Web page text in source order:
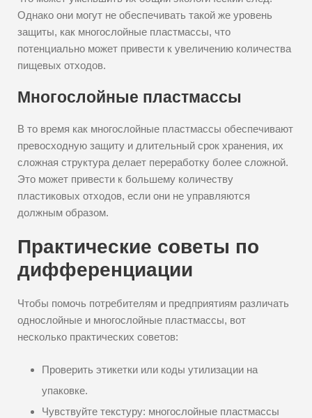
Однако они могут не обеспечивать такой же уровень
защиты, как многослойные пластмассы, что
потенциально может привести к увеличению количества
пищевых отходов.
Многослойные пластмассы
В то время как многослойные пластмассы обеспечивают
превосходную защиту и длительный срок хранения, их
сложная структура делает переработку более сложной.
Это может привести к большему количеству
пластиковых отходов, если они не управляются
должным образом.
Практические советы по
дифференциации
Чтобы помочь потребителям и предприятиям различать
однослойные и многослойные пластмассы, вот
несколько практических советов:
Проверить этикетки или коды утилизации на
упаковке.
Чувствуйте текстуру: многослойные пластмассы